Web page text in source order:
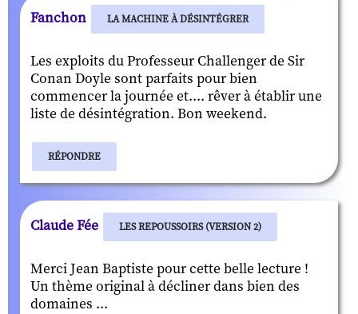
Fanchon LA MACHINE À DÉSINTÉGRER
Les exploits du Professeur Challenger de Sir
Conan Doyle sont parfaits pour bien
commencer la journée et.... rêver à établir une
liste de désintégration. Bon weekend.
RÉPONDRE
Claude Fée LES REPOUSSOIRS (VERSION 2)
Merci Jean Baptiste pour cette belle lecture !
Un thème original à décliner dans bien des
domaines ...